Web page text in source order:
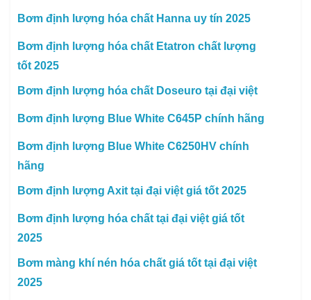
Bơm định lượng hóa chất Hanna uy tín 2025
Bơm định lượng hóa chất Etatron chất lượng
tốt 2025
Bơm định lượng hóa chất Doseuro tại đại việt
Bơm định lượng Blue White C645P chính hãng
Bơm định lượng Blue White C6250HV chính
hãng
Bơm định lượng Axit tại đại việt giá tốt 2025
Bơm định lượng hóa chất tại đại việt giá tốt
2025
Bơm màng khí nén hóa chất giá tốt tại đại việt
2025